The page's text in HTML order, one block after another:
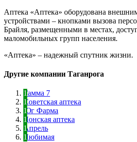
Аптека «Аптека» оборудована
устройствами – кнопками вызова
Брайля, размещенными в местах,
маломобильных групп населения.
«Аптека» – надежный спутник жизни.
Другие компании Таганрога
Гамма 7
Советская аптека
Юг Фарма
Донская аптека
Апрель
Любимая